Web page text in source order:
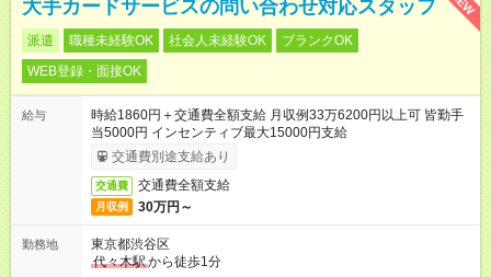
大手カードサービスの問い合わせ対応スタッフ
派遣 職種未経験OK 社会人未経験OK
ブランクOK
WEB登録・面接OK
給与
時給1860円＋交通費全額支給 月収例33万6200円以上可 皆勤手
当5000円 インセンティブ最大15000円支給
交通費別途支給あり
交通費 交通費全額支給
月収例 30万円～
勤務地
東京都渋谷区
代々木駅から徒歩1分